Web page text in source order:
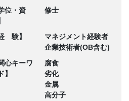
位・資
修士
験】
マネジメント経験者
企業技術者(OB含む)
心キーワ
】
腐食
劣化
金属
高分子